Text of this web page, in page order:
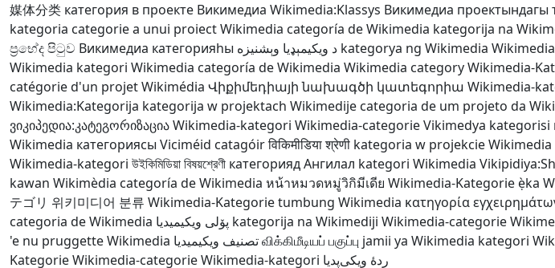
媒体分类 категория в проекте Викимедиа Wikimedia:Klassys Викимедиа проектындагы
kategoria categorie a unui proiect Wikimedia categoría de Wikimedia kategorija na
ප්‍රභේද පිටුව Викимедиа категорияһы د ويکيمېډيا وېشنيزه kategorya ng Wikimedia
Wikimedia kategori Wikimedia categoría de Wikimedia Wikimedia categoryWikimedia-
catégorie d'un projet Wikimédia Վիքիմեդիայի նախագծի կատեգորիա Wikimedia-
Wikimedia:Kategorija kategorija w projektach Wikimedije categoria de um projeto da
ვიკიპედია:კატეგორიზაციაWikimedia-kategori Wikimedia-categorieVikimedya kategorisi
Wikimedia категориясы Viciméid catagóirविकिमीडिया श्रेणी kategoria w projekcie Wikimedia
Wikimedia-kategori উইকিমিডিয়া বিষয়শ্রেণী категорияд Ангилал kategori Wikimedia
kawan Wikimèdia categoría de Wikimedia หน้าหมวดหมู่วิกิมีเดีย Wikimedia-Kategorie ẹ̀ka
テゴリ 위키미디어 분류 Wikimedia-Kategorietumbung Wikimedia κατηγορία
categoria de Wikimedia پۆلی ویکیمیدیا kategorija na Wikimediji Wikimedia-categorie
'e nu pruggette Wikimedia تصنيف ويكيميدياவிக்கிமீடியப் பகுப்பு jamii ya Wikimedia kategori
KategorieWikimedia-categorieWikimedia-kategori ردهٔ ویکی‌پدیا